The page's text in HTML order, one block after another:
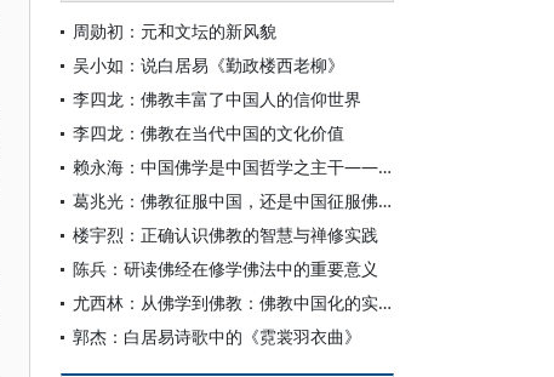
周勋初：元和文坛的新风貌
吴小如：说白居易《勤政楼西老柳》
李四龙：佛教丰富了中国人的信仰世界
李四龙：佛教在当代中国的文化价值
赖永海：中国佛学是中国哲学之主干——忆孙叔平先生之关注和鼓励佛学研究
葛兆光：佛教征服中国，还是中国征服佛教？
楼宇烈：正确认识佛教的智慧与禅修实践
陈兵：研读佛经在修学佛法中的重要意义
尤西林：从佛学到佛教：佛教中国化的实质
郭杰：白居易诗歌中的《霓裳羽衣曲》